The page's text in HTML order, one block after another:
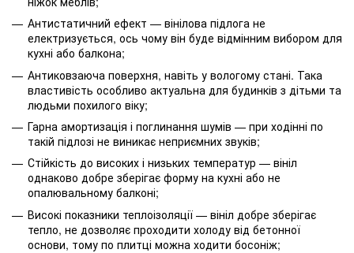
Антистатичний ефект — вінілова підлога не
електризується, ось чому він буде відмінним вибором для
кухні або балкона;
Антиковзаюча поверхня, навіть у вологому стані. Така
властивість особливо актуальна для будинків з дітьми та
людьми похилого віку;
Гарна амортизація і поглинання шумів — при ходінні по
такій підлозі не виникає неприємних звуків;
Стійкість до високих і низьких температур — вініл
однаково добре зберігає форму на кухні або не
опалювальному балконі;
Високі показники теплоізоляції — вініл добре зберігає
тепло, не дозволяє проходити холоду від бетонної
основи, тому по плитці можна ходити босоніж;